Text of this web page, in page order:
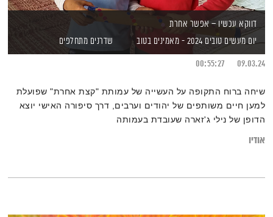
דווקא עכשיו – אפשר אחרת
יום מעשים טובים 2024 - מאמינים בטוב
שדרנים מתחלפים
09.03.24
00:55:27
שיחה ברוח התקופה על העשייה של עמותת "קצת אחרת" שפועלת
למען חיים משותפים של יהודים וערבים, דרך סיפורה האישי יוצא
הדופן של נילי ג'זארה שעובדת בעמותה
אודיו